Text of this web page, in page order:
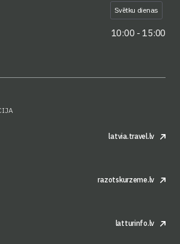
Svētku dienas
10:00 - 15:00
latvia.travel.lv
razotskurzeme.lv
latturinfo.lv